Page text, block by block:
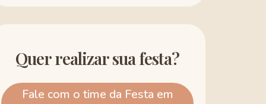
Quer realizar sua festa?
Fale com o time da Festa em